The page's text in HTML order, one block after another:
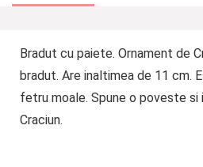
Bradut cu paiete. Ornament de
bradut. Are inaltimea de 11 cm.
fetru moale. Spune o poveste
Craciun.